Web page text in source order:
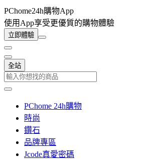
PChome24h購物App
使用App享受更優質的購物體驗
立即體驗
全站
PChome 24h購物
時尚
鑽石
品牌專區
Jcode真愛密碼